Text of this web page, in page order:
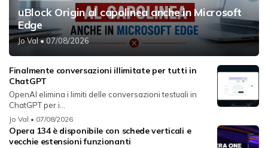
uBlock Origin al capolinea anche in Microsoft
Edge
Jo Val• 07/08/2026
Finalmente conversazioni illimitate per tutti in
ChatGPT
OpenAI elimina i limiti delle conversazioni testuali in
ChatGPT per i...
Jo Val • 07/08/2026
Opera 134 è disponibile con schede verticali e
vecchie estensioni funzionanti